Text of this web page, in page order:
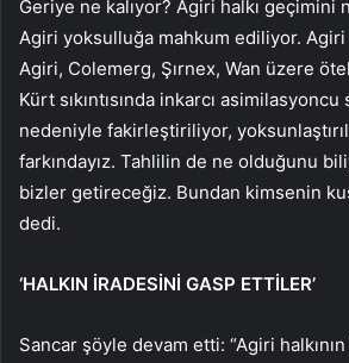
Geriye ne kalıyor? Agiri halkı geçimini
Agiri yoksulluğa mahkum ediliyor. Agiri
Agiri, Colemerg, Şırnex, Wan üzere
Kürt sıkıntısında inkarcı
nedeniyle fakirleştiriliyor,
farkındayız. Tahlilin de ne olduğunu
bizler getireceğiz. Bundan kimsenin
dedi.
‘HALKIN İRADESİNİ GASP ETTİLER’
Sancar şöyle devam etti: “Agiri